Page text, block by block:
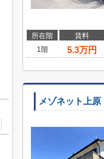
所在階 賃料
1階
5.3万円
メゾネット上原